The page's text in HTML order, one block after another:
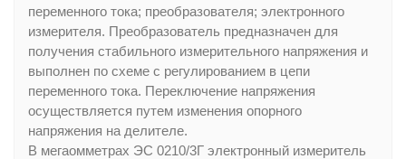
переменного тока; преобразователя; электронного
измерителя. Преобразователь предназначен для
получения стабильного измерительного напряжения и
выполнен по схеме с регулированием в цепи
переменного тока. Переключение напряжения
осуществляется путем изменения опорного
напряжения на делителе.
В мегаомметрах ЭС 0210/3Г электронный измеритель